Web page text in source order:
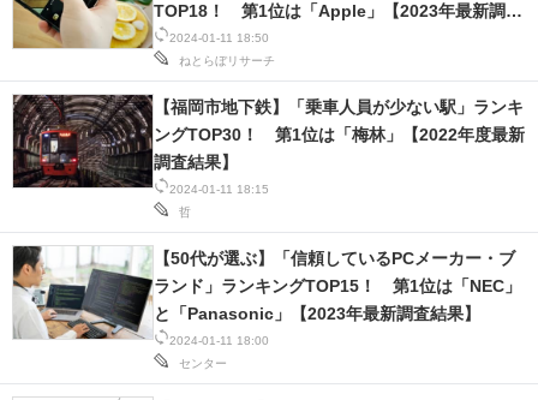
住まい 教育・育児
会員記事
メディア
注目記事を集めた総合ページ
ITの今と未来を見通す
スマホと通信の最新トレンド
2024-01-11 18:50
ねとらぼリサーチ
TOP18！ 第1位は「Apple」【2023年最新調査
結果】
2024-01-11 18:15
哲
【福岡市地下鉄】「乗車人員が少ない駅」ランキ
ングTOP30！ 第1位は「梅林」【2022年度最新
調査結果】
2024-01-11 18:00
センター
【50代が選ぶ】「信頼しているPCメーカー・ブ
ランド」ランキングTOP15！ 第1位は「NEC」
と「Panasonic」【2023年最新調査結果】